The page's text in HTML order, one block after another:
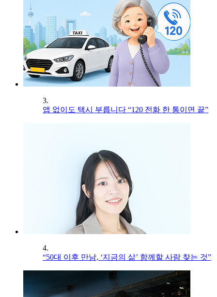
3.
앱 없이도 택시 부릅니다 “120 전화 한 통이면 끝”
4.
“50대 이후 만남, ‘지금의 삶’ 함께할 사람 찾는 것”